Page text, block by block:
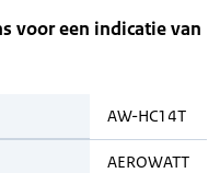
voor een indicatie van
AW-HC14T
AEROWATT